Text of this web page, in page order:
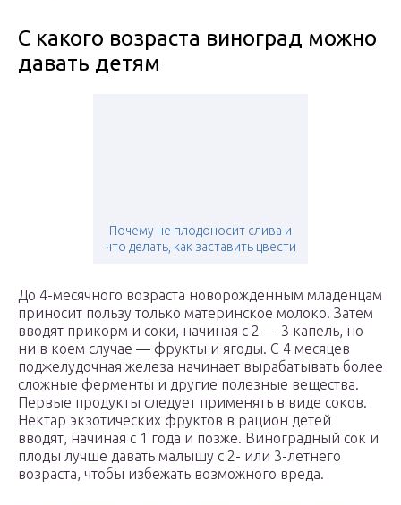
С какого возраста виноград можно
давать детям
Почему не плодоносит слива и
что делать, как заставить цвести
До 4-месячного возраста новорожденным младенцам
приносит пользу только материнское молоко. Затем
вводят прикорм и соки, начиная с 2 — 3 капель, но
ни в коем случае — фрукты и ягоды. С 4 месяцев
поджелудочная железа начинает вырабатывать более
сложные ферменты и другие полезные вещества.
Первые продукты следует применять в виде соков.
Нектар экзотических фруктов в рацион детей
вводят, начиная с 1 года и позже. Виноградный сок и
плоды лучше давать малышу с 2- или 3-летнего
возраста, чтобы избежать возможного вреда.